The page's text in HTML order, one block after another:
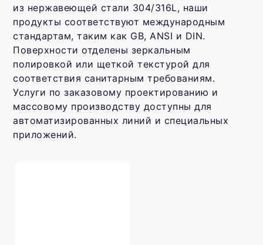
из нержавеющей стали 304/316L, наши
продукты соответствуют международным
стандартам, таким как GB, ANSI и DIN.
Поверхности отделены зеркальным
полировкой или щеткой текстурой для
соответствия санитарным требованиям.
Услуги по заказовому проектированию и
массовому производству доступны для
автоматизированных линий и специальных
приложений.